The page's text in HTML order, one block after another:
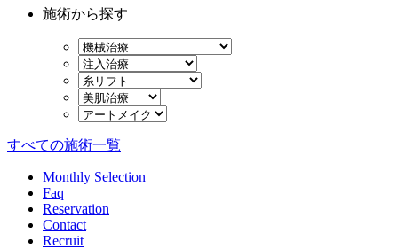
施術から探す
すべての施術一覧
Monthly Selection
Faq
Reservation
Contact
Recruit